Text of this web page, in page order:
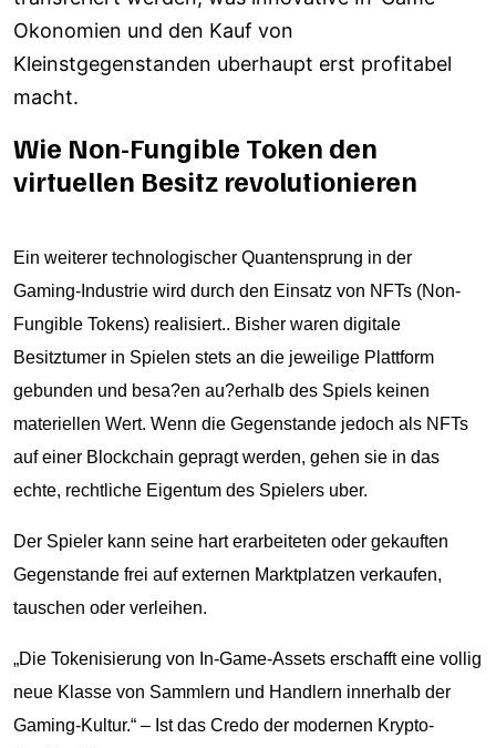
Okonomien und den Kauf von
Kleinstgegenstanden uberhaupt erst profitabel
macht.
Wie Non-Fungible Token den
virtuellen Besitz revolutionieren
Ein weiterer technologischer Quantensprung in der
Gaming-Industrie wird durch den Einsatz von NFTs (Non-
Fungible Tokens) realisiert.. Bisher waren digitale
Besitztumer in Spielen stets an die jeweilige Plattform
gebunden und besa?en au?erhalb des Spiels keinen
materiellen Wert. Wenn die Gegenstande jedoch als NFTs
auf einer Blockchain gepragt werden, gehen sie in das
echte, rechtliche Eigentum des Spielers uber.
Der Spieler kann seine hart erarbeiteten oder gekauften
Gegenstande frei auf externen Marktplatzen verkaufen,
tauschen oder verleihen.
„Die Tokenisierung von In-Game-Assets erschafft eine vollig
neue Klasse von Sammlern und Handlern innerhalb der
Gaming-Kultur.“ – Ist das Credo der modernen Krypto-